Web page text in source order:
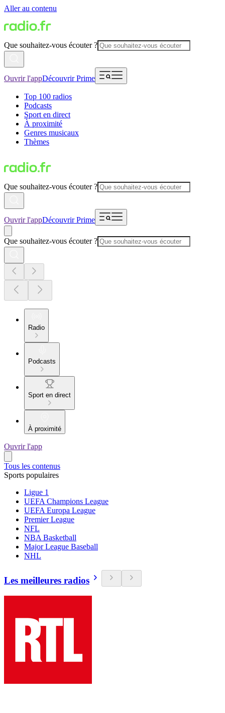
Aller au contenu
Que souhaitez-vous écouter ?
Ouvrir l'appDécouvrir Prime
Top 100 radios
Podcasts
Sport en direct
À proximité
Genres musicaux
Thèmes
Que souhaitez-vous écouter ?
Ouvrir l'appDécouvrir Prime
Que souhaitez-vous écouter ?
Radio
Podcasts
Sport en direct
À proximité
Ouvrir l'app
Tous les contenus
Sports populaires
Ligue 1
UEFA Champions League
UEFA Europa League
Premier League
NFL
NBA Basketball
Major League Baseball
NHL
Les meilleures radios